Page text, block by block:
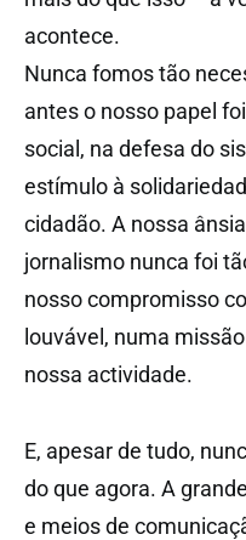
acontece.
Nunca fomos tão
antes o nosso papel
social, na defesa do
estímulo à
cidadão. A nossa
jornalismo nunca foi
nosso compromisso
louvável, numa
nossa actividade.
E, apesar de tudo,
do que agora. A
e meios de